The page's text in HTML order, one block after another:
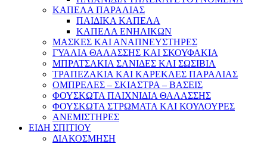
ΚΑΠΕΛΑ ΠΑΡΑΛΙΑΣ
ΠΑΙΔΙΚΑ ΚΑΠΕΛΑ
ΚΑΠΕΛΑ ΕΝΗΛΙΚΩΝ
ΜΑΣΚΕΣ ΚΑΙ ΑΝΑΠΝΕΥΣΤΗΡΕΣ
ΓΥΑΛΙΑ ΘΑΛΑΣΣΗΣ ΚΑΙ ΣΚΟΥΦΑΚΙΑ
ΜΠΡΑΤΣΑΚΙΑ ΣΑΝΙΔΕΣ ΚΑΙ ΣΩΣΙΒΙΑ
ΤΡΑΠΕΖΑΚΙΑ ΚΑΙ ΚΑΡΕΚΛΕΣ ΠΑΡΑΛΙΑΣ
ΟΜΠΡΕΛΕΣ – ΣΚΙΑΣΤΡΑ – ΒΑΣΕΙΣ
ΦΟΥΣΚΩΤΑ ΠΑΙΧΝΙΔΙΑ ΘΑΛΑΣΣΗΣ
ΦΟΥΣΚΩΤΑ ΣΤΡΩΜΑΤΑ ΚΑΙ ΚΟΥΛΟΥΡΕΣ
ΑΝΕΜΙΣΤΗΡΕΣ
ΕΙΔΗ ΣΠΙΤΙΟΥ
ΔΙΑΚΟΣΜΗΣΗ